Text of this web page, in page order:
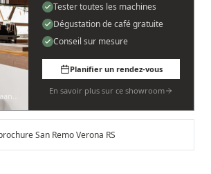
Pedro de Medinalaan 53
Tester toutes les machines
Dégustation de café gratuite
Conseil sur mesure
Planifier un rendez-vous
En savoir plus sur ce showroom
San Remo Verona RS